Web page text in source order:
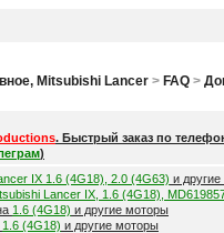
Mitsubishi Lancer> FAQ>
. Быстрый заказ по
)
IX 1.6 (4G18), 2.0 (4G63) и
Lancer IX, 1.6 (4G18),
1.6 (4G18) и другие моторы
1.6 (4G18) и другие моторы